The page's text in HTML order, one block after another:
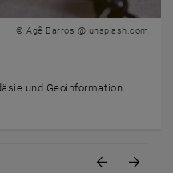
© Agê Barros @ unsplash.com
und Geoinformation
4 Vorige